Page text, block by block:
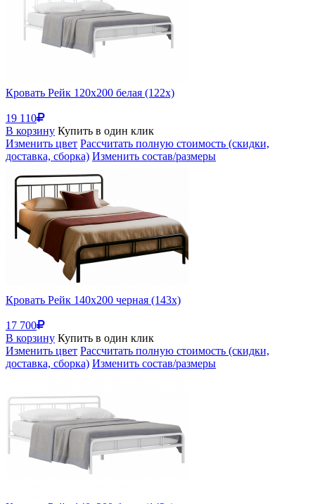
Кровать Рейк 120х200 белая (122x)
19 110
В корзину Купить в один клик
Изменить цвет Рассчитать полную стоимость (скидки,
доставка, сборка) Изменить состав/размеры
Кровать Рейк 140х200 черная (143x)
17 700
В корзину Купить в один клик
Изменить цвет Рассчитать полную стоимость (скидки,
доставка, сборка) Изменить состав/размеры